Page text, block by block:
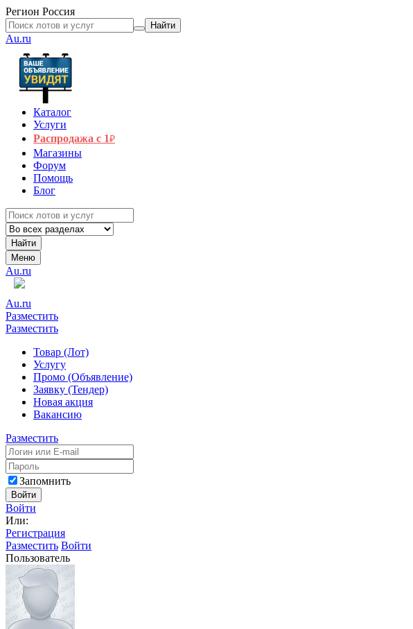
Регион Россия
Найти
Au.ru
Каталог
Услуги
Распродажа с 1₽
Магазины
Форум
Помощь
Блог
Найти
Меню
Au.ru
Au.ru
Разместить
Разместить
Товар (Лот)
Услугу
Промо (Объявление)
Заявку (Тендер)
Новая акция
Вакансию
Разместить
Запомнить
Войти
Войти
Или:
Регистрация
Разместить Войти
Пользователь